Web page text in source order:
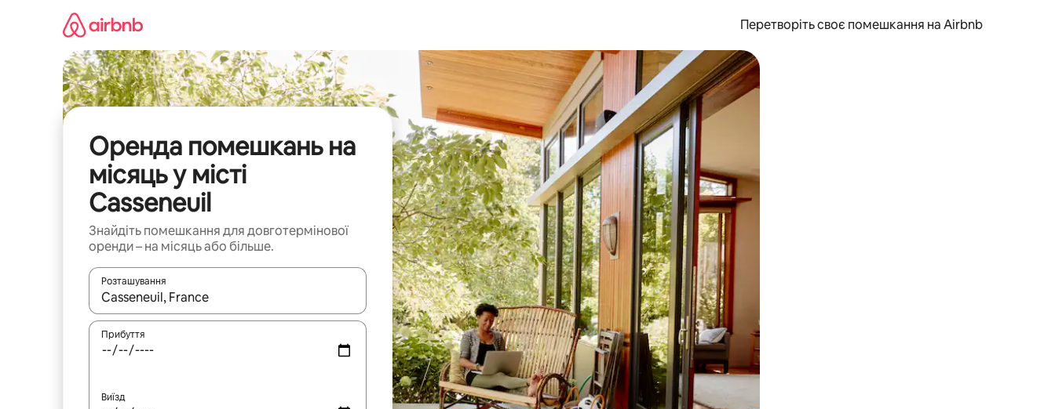
Перетворіть своє помешкання на Airbnb
Оренда помешкань на
місяць у місті
Casseneuil
Знайдіть помешкання для довготермінової
оренди – на місяць або більше.
Розташування
Отримавши результати пошуку, використовуйте для навігації сторінкою клавіші зі стрілками вгору та вниз або жести дотику та гортання.
Прибуття
Виїзд